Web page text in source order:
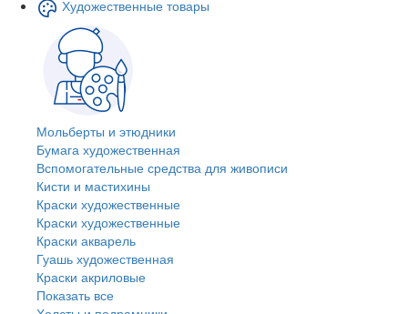
Художественные товары
Мольберты и этюдники
Бумага художественная
Вспомогательные средства для живописи
Кисти и мастихины
Краски художественные
Краски художественные
Краски акварель
Гуашь художественная
Краски акриловые
Показать все